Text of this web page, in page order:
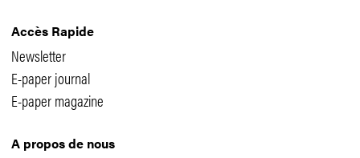
Accès Rapide
Newsletter
E-paper journal
E-paper magazine
A propos de nous